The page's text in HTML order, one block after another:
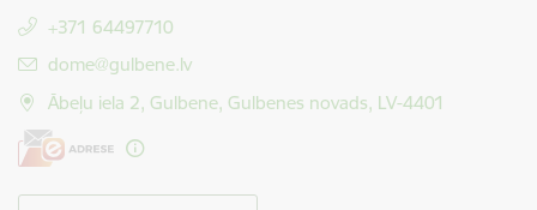
+371 64497710
E-pasts:
dome@gulbene.lv
Ābeļu iela 2, Gulbene, Gulbenes novads, LV-4401